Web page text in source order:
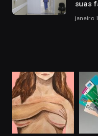
suas
janeiro